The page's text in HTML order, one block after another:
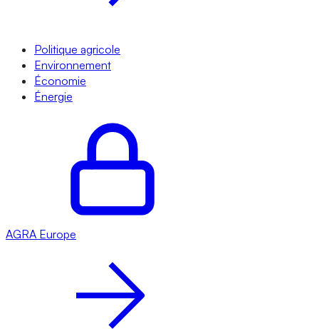
Politique agricole
Environnement
Économie
Énergie
AGRA Europe